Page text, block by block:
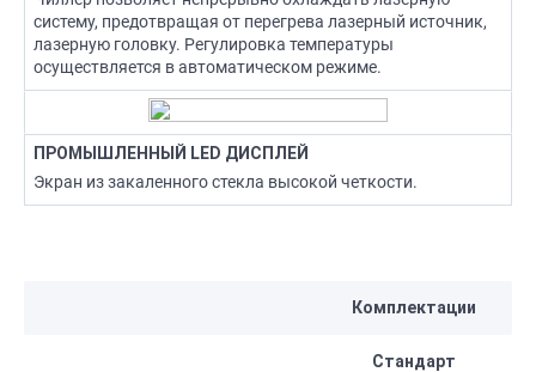
систему, предотвращая от перегрева лазерный источник,
лазерную головку. Регулировка температуры
осуществляется в автоматическом режиме.
ПРОМЫШЛЕННЫЙ LED ДИСПЛЕЙ
Экран из закаленного стекла высокой четкости.
Комплектации
Стандарт